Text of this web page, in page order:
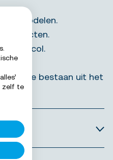
pompdelen.
andere bestaan uit het
zelf te